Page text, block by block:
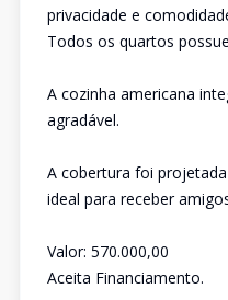
privacidade e
Todos os quartos
A cozinha americana
agradável.
A cobertura foi
ideal para receber
Valor: 570.000,00
Aceita Financiamento.